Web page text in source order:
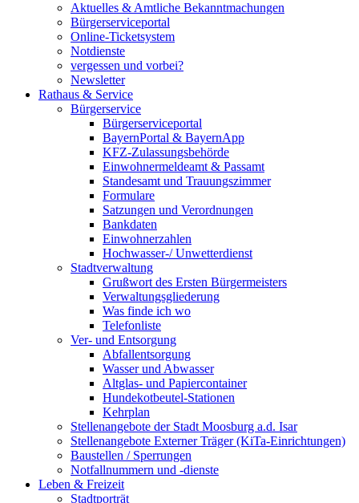
Aktuelles & Amtliche Bekanntmachungen
Bürgerserviceportal
Online-Ticketsystem
Notdienste
vergessen und vorbei?
Newsletter
Rathaus & Service
Bürgerservice
Bürgerserviceportal
BayernPortal & BayernApp
KFZ-Zulassungsbehörde
Einwohnermeldeamt & Passamt
Standesamt und Trauungszimmer
Formulare
Satzungen und Verordnungen
Bankdaten
Einwohnerzahlen
Hochwasser-/ Unwetterdienst
Stadtverwaltung
Grußwort des Ersten Bürgermeisters
Verwaltungsgliederung
Was finde ich wo
Telefonliste
Ver- und Entsorgung
Abfallentsorgung
Wasser und Abwasser
Altglas- und Papiercontainer
Hundekotbeutel-Stationen
Kehrplan
Stellenangebote der Stadt Moosburg a.d. Isar
Stellenangebote Externer Träger (KiTa-Einrichtungen)
Baustellen / Sperrungen
Notfallnummern und -dienste
Leben & Freizeit
Stadtporträt